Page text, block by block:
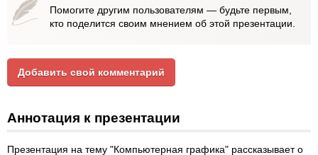
Помогите другим пользователям — будьте первым,
кто поделится своим мнением об этой презентации.
Добавить свой комментарий
Аннотация к презентации
Презентация на тему "Компьютерная графика" рассказывает о